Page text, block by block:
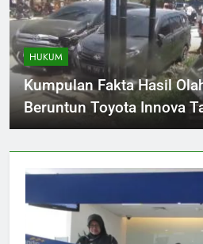
HUKUM
Kumpulan Fakta Hasil
Beruntun Toyota Innova
di Tanjungbalai